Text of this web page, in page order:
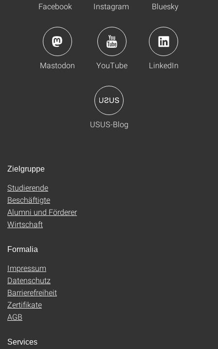
Facebook Instagram Bluesky
Mastodon YouTube LinkedIn
USUS-Blog
Zielgruppe
Studierende
Beschäftigte
Alumni und Förderer
Wirtschaft
Formalia
Impressum
Datenschutz
Barrierefreiheit
Zertifikate
AGB
Services